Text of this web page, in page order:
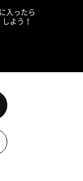
入ったら
しよう！